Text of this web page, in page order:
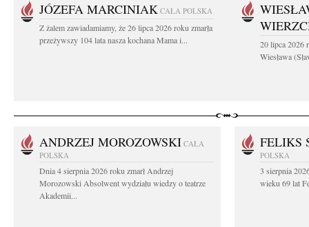
JÓZEFA MARCINIAK CAŁA POLSKA
Z żalem zawiadamiamy, że 26 lipca 2026 roku zmarła
przeżywszy 104 lata nasza kochana Mama i...
20 lipca 2026
Wiesława
ANDRZEJ MOROZOWSKI CAŁA
POLSKA
Dnia 4 sierpnia 2026 roku zmarł Andrzej
Morozowski Absolwent wydziału wiedzy o teatrze
Akademii...
FELIKS
POLSKA
3 sierpnia
wieku 69 lat